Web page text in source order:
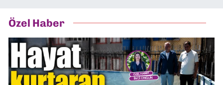
Özel Haber